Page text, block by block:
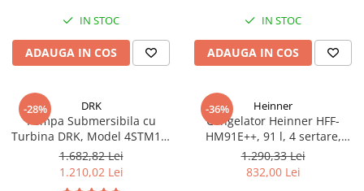
IN STOC
ADAUGA IN COS
IN STOC
ADAUGA IN COS
-28% DRK
Pompa Submersibila cu
Turbina DRK, Model 4STM10-
12, ieșire pe 2 Țoli, refulare la
74 m, putere 1.8kW 2.5cp, 12
turbine, debit 14400 m/h
1.682,82 Lei
1.210,02 Lei
-36% Heinner
Congelator Heinner HFF-
HM91E++, 91 l, 4 sertare,
Clasa E, Control mecanic, H 85
cm, Alb
1.290,33 Lei
832,00 Lei